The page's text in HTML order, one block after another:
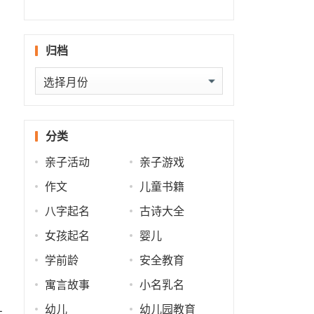
归档
归
档
分类
亲子活动 亲子游戏
作文 儿童书籍
八字起名 古诗大全
女孩起名 婴儿
学前龄 安全教育
寓言故事 小名乳名
幼儿 幼儿园教育